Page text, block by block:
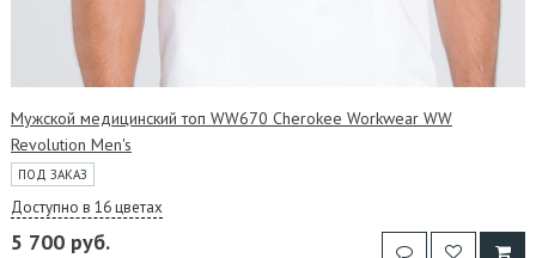
Мужской медицинский топ WW670 Cherokee Workwear WW
Revolution Men's
ПОД ЗАКАЗ
Доступно в 16 цветах
5 700 руб.